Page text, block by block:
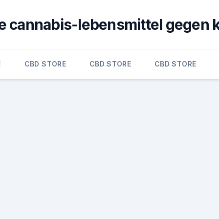
cannabis-lebensmittel gegen
CBD STORE CBD STORE CBD STORE